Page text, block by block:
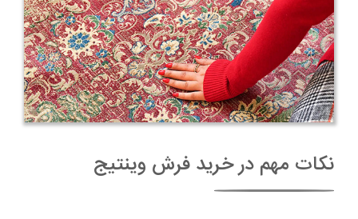
نکات مهم در خرید فرش وینتیج